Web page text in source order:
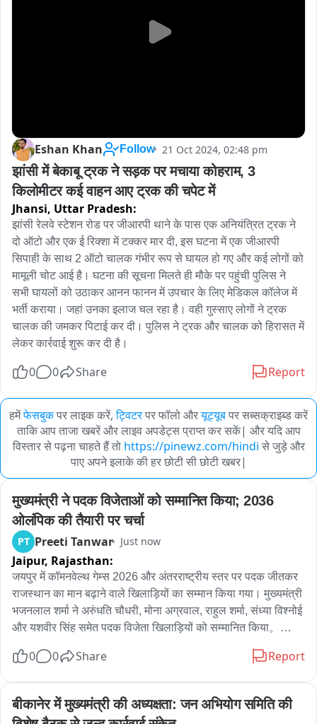
Eshan Khan Follow 21 Oct 2024, 02:48 pm
झांसी में बेकाबू ट्रक ने सड़क पर मचाया कोहराम, 3
किलोमीटर कई वाहन आए ट्रक की चपेट में
Jhansi, Uttar Pradesh:
झांसी रेलवे स्टेशन रोड पर जीआरपी थाने के पास एक अनियंत्रित ट्रक ने
दो ऑटो और एक ई रिक्शा में टक्कर मार दी, इस घटना में एक जीआरपी
सिपाही के साथ 2 ऑटो चालक गंभीर रूप से घायल हो गए और कई लोगों को
मामूली चोट आई है। घटना की सूचना मिलते ही मौके पर पहुंची पुलिस ने
सभी घायलों को उठाकर आनन फानन में उपचार के लिए मेडिकल कॉलेज में
भर्ती कराया। जहां उनका इलाज चल रहा है। वही गुस्साए लोगों ने ट्रक
चालक की जमकर पिटाई कर दी। पुलिस ने ट्रक और चालक को हिरासत में
लेकर कार्रवाई शुरू कर दी है।
0 0 Share Report
हमेंफेसबुकपर लाइक करें, ट्विटरपर फॉलो औरयूट्यूबपर सब्सक्राइब्ड करें
ताकि आप ताजा खबरें और लाइव अपडेट्स प्राप्त कर सकें| और यदि आप
विस्तार से पढ़ना चाहते हैं तो https://pinewz.com/hindi से जुड़े और
पाए अपने इलाके की हर छोटी सी छोटी खबर|
मुख्यमंत्री ने पदक विजेताओं को सम्मानित किया; 2036
ओलंपिक की तैयारी पर चर्चा
PT Preeti Tanwar Just now
Jaipur, Rajasthan:
जयपुर में कॉमनवेल्थ गेम्स 2026 और अंतरराष्ट्रीय स्तर पर पदक जीतकर
राजस्थान का मान बढ़ाने वाले खिलाड़ियों का सम्मान किया गया। मुख्यमंत्री
भजनलाल शर्मा ने अरुंधति चौधरी, मोना अग्रवाल, राहुल शर्मा, संध्या विश्नोई
और यशवीर सिंह समेत पदक विजेता खिलाड़ियों को सम्मानित किया。
इस दौरान मुख्यमंत्री ने खिलाड़ियों से संवाद कर उनकी सफलता के पीछे की
सब्र और पेशेंस को बताया, तो यशवीर सिंह ने डिसिप्लिन को अपनी सफलता
की कुंजी बताया。
0 0 Share Report
बीकानेर में मुख्यमंत्री की अध्यक्षता: जन अभियोग समिति की